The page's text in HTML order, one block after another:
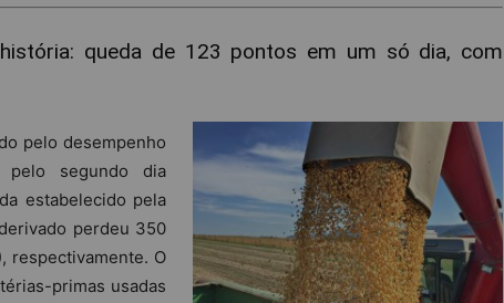
queda de 123 pontos em um só dia, com
pelo desempenho
segundo dia
estabelecido pela
perdeu 350
respectivamente. O
primas usadas